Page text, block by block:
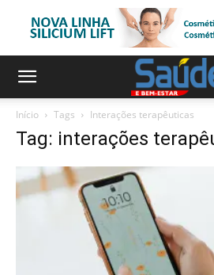
Início Tags Interações terapêuticas
Tag: interações